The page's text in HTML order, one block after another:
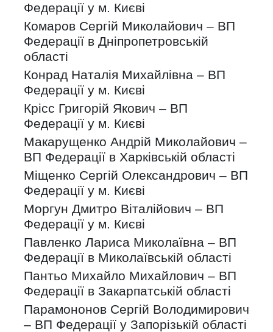
Федерації у м. Києві
Комаров Сергій Миколайович – ВП
Федерації в Дніпропетровській
області
Конрад Наталія Михайлівна – ВП
Федерації у м. Києві
Крісс Григорій Якович – ВП
Федерації у м. Києві
Макарущенко Андрій Миколайович –
ВП Федерації в Харківській області
Міщенко Сергій Олександрович – ВП
Федерації у м. Києві
Моргун Дмитро Віталійович – ВП
Федерації у м. Києві
Павленко Лариса Миколаївна – ВП
Федерації в Миколаївській області
Пантьо Михайло Михайлович – ВП
Федерації в Закарпатській області
Парамононов Сергій Володимирович
– ВП Федерації у Запорізькій області